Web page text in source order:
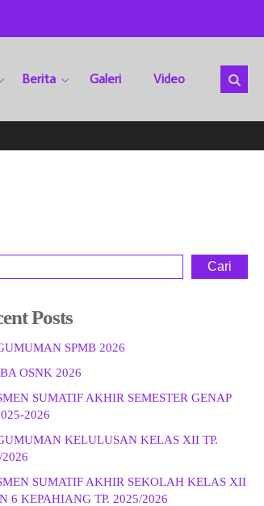
Berita Galeri Video
Cari
Posts
SPMB 2026
OSNK 2026
SUMATIF AKHIR SEMESTER GENAP
2026
KELULUSAN KELAS XII TP.
SUMATIF AKHIR SEKOLAH KELAS XII
6 KEPAHIANG TP. 2025/2026